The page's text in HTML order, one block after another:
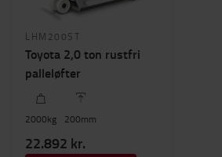
LHM200ST
Toyota 2,0 ton rustfri
palleløfter
2000kg 200mm
22.892 kr.